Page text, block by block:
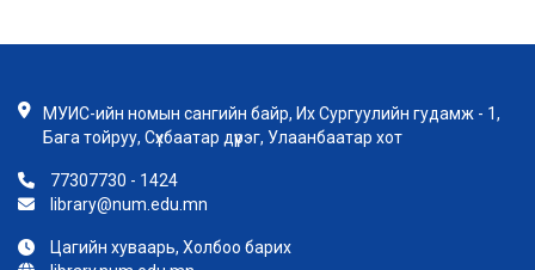
МУИС-ийн номын сангийн байр, Их Сургуулийн гудамж - 1,
Бага тойруу, Сүхбаатар дүүрэг, Улаанбаатар хот
77307730 - 1424
library@num.edu.mn
Цагийн хуваарь, Холбоо барих